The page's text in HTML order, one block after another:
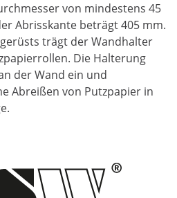
von mindestens 45
Abrisskante beträgt 405 mm.
trägt der Wandhalter
Die Halterung
der Wand ein und
Abreißen von Putzpapier in